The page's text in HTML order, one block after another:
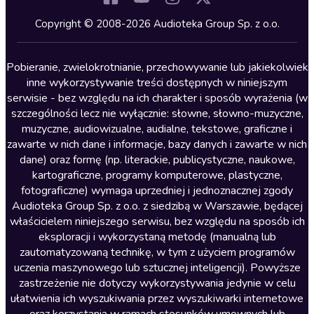
Kryminały
Lektury szkolne
Literatura anglojęzyczna
Literatura faktu
Literatura obyczajowa
Literatura piękna obca
Literatura piękna polska
Nagrania relaksacyjne
Nauka języków
Nauki humanistyczne
Podcasty i audycje
Polityka
Prasa
Copyright © 2008-2026 Audioteka Group Sp. z o.o.
Pobieranie, zwielokrotnianie, przechowywanie lub jakiekolwiek
inne wykorzystywanie treści dostępnych w niniejszym
serwisie - bez względu na ich charakter i sposób wyrażenia (w
szczególności lecz nie wyłącznie: słowne, słowno-muzyczne,
muzyczne, audiowizualne, audialne, tekstowe, graficzne i
zawarte w nich dane i informacje, bazy danych i zawarte w nich
dane) oraz formę (np. literackie, publicystyczne, naukowe,
kartograficzne, programy komputerowe, plastyczne,
fotograficzne) wymaga uprzedniej i jednoznacznej zgody
Audioteka Group Sp. z o.o. z siedzibą w Warszawie, będącej
właścicielem niniejszego serwisu, bez względu na sposób ich
eksploracji i wykorzystaną metodę (manualną lub
zautomatyzowaną technikę, w tym z użyciem programów
uczenia maszynowego lub sztucznej inteligencji). Powyższe
zastrzeżenie nie dotyczy wykorzystywania jedynie w celu
ułatwienia ich wyszukiwania przez wyszukiwarki internetowe